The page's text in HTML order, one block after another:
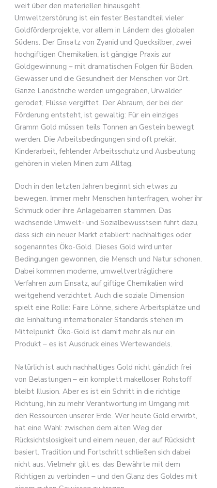
weit über den materiellen hinausgeht.
Umweltzerstörung ist ein fester Bestandteil vieler
Goldförderprojekte, vor allem in Ländern des globalen
Südens. Der Einsatz von Zyanid und Quecksilber, zwei
hochgiftigen Chemikalien, ist gängige Praxis zur
Goldgewinnung – mit dramatischen Folgen für Böden,
Gewässer und die Gesundheit der Menschen vor Ort.
Ganze Landstriche werden umgegraben, Urwälder
gerodet, Flüsse vergiftet. Der Abraum, der bei der
Förderung entsteht, ist gewaltig: Für ein einziges
Gramm Gold müssen teils Tonnen an Gestein bewegt
werden. Die Arbeitsbedingungen sind oft prekär:
Kinderarbeit, fehlender Arbeitsschutz und Ausbeutung
gehören in vielen Minen zum Alltag.
Doch in den letzten Jahren beginnt sich etwas zu
bewegen. Immer mehr Menschen hinterfragen, woher ihr
Schmuck oder ihre Anlagebarren stammen. Das
wachsende Umwelt- und Sozialbewusstsein führt dazu,
dass sich ein neuer Markt etabliert: nachhaltiges oder
sogenanntes Öko-Gold. Dieses Gold wird unter
Bedingungen gewonnen, die Mensch und Natur schonen.
Dabei kommen moderne, umweltverträglichere
Verfahren zum Einsatz, auf giftige Chemikalien wird
weitgehend verzichtet. Auch die soziale Dimension
spielt eine Rolle: Faire Löhne, sichere Arbeitsplätze und
die Einhaltung internationaler Standards stehen im
Mittelpunkt. Öko-Gold ist damit mehr als nur ein
Produkt – es ist Ausdruck eines Wertewandels.
Natürlich ist auch nachhaltiges Gold nicht gänzlich frei
von Belastungen – ein komplett makelloser Rohstoff
bleibt Illusion. Aber es ist ein Schritt in die richtige
Richtung, hin zu mehr Verantwortung im Umgang mit
den Ressourcen unserer Erde. Wer heute Gold erwirbt,
hat eine Wahl: zwischen dem alten Weg der
Rücksichtslosigkeit und einem neuen, der auf Rücksicht
basiert. Tradition und Fortschritt schließen sich dabei
nicht aus. Vielmehr gilt es, das Bewährte mit dem
Richtigen zu verbinden – und den Glanz des Goldes mit